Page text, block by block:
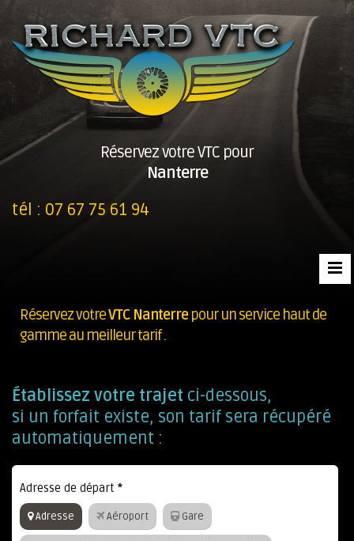
Réservez votre VTC pour
Nanterre
tél : 07 67 75 61 94
Réservez votreVTC Nanterrepour un service haut de
gamme au meilleur tarif .
Établissez votre trajet ci-dessous,
si un forfait existe, son tarif sera récupéré
automatiquement :
Adresse de départ *
Adresse Aéroport Gare